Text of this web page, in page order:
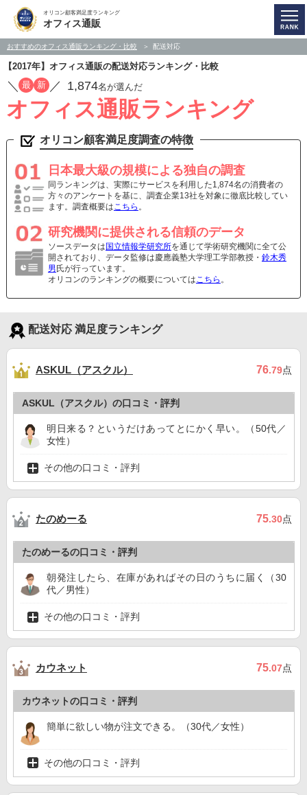
オリコン顧客満足度ランキング
オフィス通販
おすすめのオフィス通販ランキング・比較 配送対応
【2017年】オフィス通販の配送対応ランキング・比較
／ 最 新 ／ 1,874名が選んだ
オフィス通販ランキング
オリコン顧客満足度調査の特徴
日本最大級の規模による独自の調査
同ランキングは、実際にサービスを利用した1,874名の消費者の
方々のアンケートを基に、調査企業13社を対象に徹底比較してい
ます。調査概要はこちら 。
研究機関に提供される信頼のデータ
ソースデータは 国立情報学研究所を通じて学術研究機関に全て公
開されており、データ監修は慶應義塾大学理工学部教授・ 鈴木秀
男 氏が行っています。
オリコンのランキングの概要についてはこちら 。
配送対応 満足度ランキング
ASKUL（アスクル） 76.79点
ASKUL（アスクル）の口コミ・評判
明日来る？というだけあってとにかく早い。（50代／
女性）
その他の口コミ・評判
たのめーる 75.30点
たのめーるの口コミ・評判
朝発注したら、在庫があればその日のうちに届く（30
代／男性）
その他の口コミ・評判
カウネット 75.07点
カウネットの口コミ・評判
簡単に欲しい物が注文できる。（30代／女性）
その他の口コミ・評判